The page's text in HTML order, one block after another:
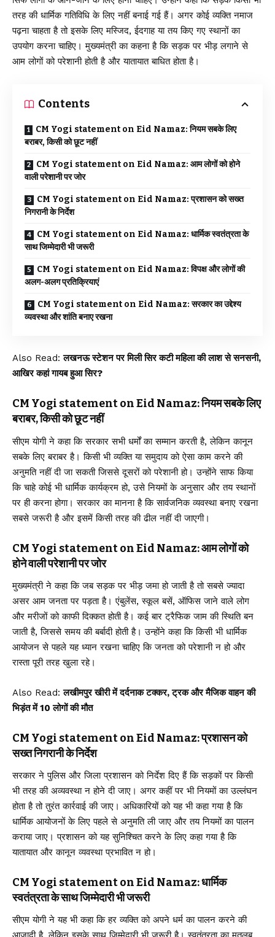
तरह की धार्मिक गतिविधि के लिए नहीं बनाई गई हैं। अगर कोई व्यक्ति नमाज
पढ़ना चाहता है तो इसके लिए मस्जिद, ईदगाह या तय किए गए स्थानों का
उपयोग करना चाहिए। मुख्यमंत्री का कहना है कि सड़क पर भीड़ लगाने से
आम लोगों को परेशानी होती है और यातायात बाधित होता है।
Contents
CM Yogi statement on Eid Namaz: नियम सबके लिए
बराबर, किसी को छूट नहीं
CM Yogi statement on Eid Namaz: आम लोगों को होने
वाली परेशानी पर जोर
CM Yogi statement on Eid Namaz: प्रशासन को सख्त
निगरानी के निर्देश
CM Yogi statement on Eid Namaz: धार्मिक स्वतंत्रता के
साथ जिम्मेदारी भी जरूरी
CM Yogi statement on Eid Namaz: विपक्ष और लोगों की
अलग-अलग प्रतिक्रियाएं
CM Yogi statement on Eid Namaz: सरकार का उद्देश्य
व्यवस्था और शांति बनाए रखना
Also Read:लखनऊ स्टेशन पर मिली सिर कटी महिला की लाश से सनसनी,
आखिर कहां गायब हुआ सिर?
CM Yogi statement on Eid Namaz: नियम सबके लिए
बराबर, किसी को छूट नहीं
सीएम योगी ने कहा कि सरकार सभी धर्मों का सम्मान करती है, लेकिन कानून
सबके लिए बराबर है। किसी भी व्यक्ति या समुदाय को ऐसा काम करने की
अनुमति नहीं दी जा सकती जिससे दूसरों को परेशानी हो। उन्होंने साफ किया
कि चाहे कोई भी धार्मिक कार्यक्रम हो, उसे नियमों के अनुसार और तय स्थानों
पर ही करना होगा। सरकार का मानना है कि सार्वजनिक व्यवस्था बनाए रखना
सबसे जरूरी है और इसमें किसी तरह की ढील नहीं दी जाएगी।
CM Yogi statement on Eid Namaz: आम लोगों को
होने वाली परेशानी पर जोर
मुख्यमंत्री ने कहा कि जब सड़क पर भीड़ जमा हो जाती है तो सबसे ज्यादा
असर आम जनता पर पड़ता है। एंबुलेंस, स्कूल बसें, ऑफिस जाने वाले लोग
और मरीजों को काफी दिक्कत होती है। कई बार ट्रैफिक जाम की स्थिति बन
जाती है, जिससे समय की बर्बादी होती है। उन्होंने कहा कि किसी भी धार्मिक
आयोजन से पहले यह ध्यान रखना चाहिए कि जनता को परेशानी न हो और
रास्ता पूरी तरह खुला रहे।
Also Read:लखीमपुर खीरी में दर्दनाक टक्कर, ट्रक और मैजिक वाहन की
भिड़ंत में 10 लोगों की मौत
CM Yogi statement on Eid Namaz: प्रशासन को
सख्त निगरानी के निर्देश
सरकार ने पुलिस और जिला प्रशासन को निर्देश दिए हैं कि सड़कों पर किसी
भी तरह की अव्यवस्था न होने दी जाए। अगर कहीं पर भी नियमों का उल्लंघन
होता है तो तुरंत कार्रवाई की जाए। अधिकारियों को यह भी कहा गया है कि
धार्मिक आयोजनों के लिए पहले से अनुमति ली जाए और तय नियमों का पालन
कराया जाए। प्रशासन को यह सुनिश्चित करने के लिए कहा गया है कि
यातायात और कानून व्यवस्था प्रभावित न हो।
CM Yogi statement on Eid Namaz: धार्मिक
स्वतंत्रता के साथ जिम्मेदारी भी जरूरी
सीएम योगी ने यह भी कहा कि हर व्यक्ति को अपने धर्म का पालन करने की